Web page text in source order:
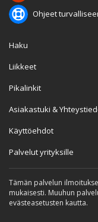
Ohjeet
Haku
Liikkeet
Pikalinkit
Asiakastuki &
Käyttöehdot
Palvelut yrityksille
Tämän palvelun
mukaisesti. Muuhun
evästeasetusten kautta.